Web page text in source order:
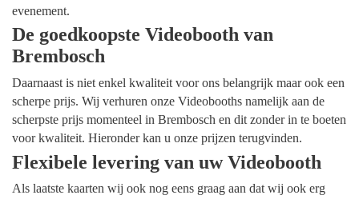
evenement.
De goedkoopste Videobooth van
Brembosch
Daarnaast is niet enkel kwaliteit voor ons belangrijk maar ook een
scherpe prijs. Wij verhuren onze Videobooths namelijk aan de
scherpste prijs momenteel in Brembosch en dit zonder in te boeten
voor kwaliteit. Hieronder kan u onze prijzen terugvinden.
Flexibele levering van uw Videobooth
Als laatste kaarten wij ook nog eens graag aan dat wij ook erg